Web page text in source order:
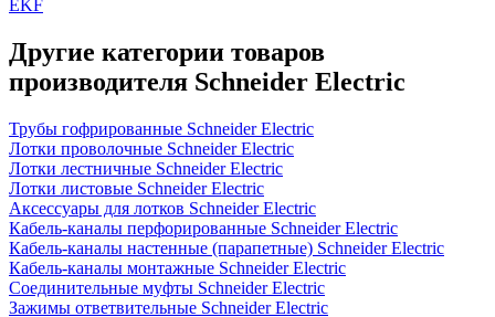
EKF
Другие категории товаров
производителя Schneider Electric
Трубы гофрированные Schneider Electric
Лотки проволочные Schneider Electric
Лотки лестничные Schneider Electric
Лотки листовые Schneider Electric
Аксессуары для лотков Schneider Electric
Кабель-каналы перфорированные Schneider Electric
Кабель-каналы настенные (парапетные) Schneider Electric
Кабель-каналы монтажные Schneider Electric
Соединительные муфты Schneider Electric
Зажимы ответвительные Schneider Electric